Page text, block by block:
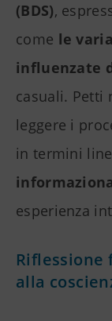
(BDS),
come le
influenzate
casuali. Petti
leggere i
in termini
esperienza
Riflessione
alla